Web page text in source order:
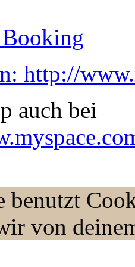
http://
auch bei
benutzt
von